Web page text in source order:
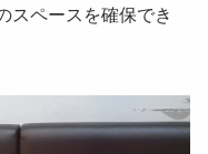
スペースを確保でき